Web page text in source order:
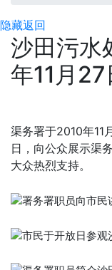
隐藏返回
沙田污水
年11月
渠务署于2010年11
日，向公众展示渠
大众热烈支持。